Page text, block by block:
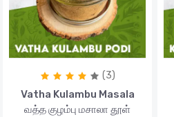
(3)
Vatha Kulambu Masala
வத்த குழம்பு மசாலா தூள்